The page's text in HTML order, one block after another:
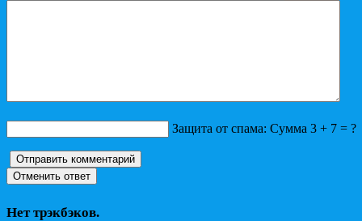
Защита от спама: Сумма 3 + 7 = ?
Нет трэкбэков.